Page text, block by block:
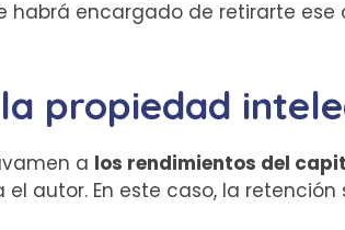
habrá encargado de retirarte
propiedad
a los rendimientos del
autor. En este caso, la retención